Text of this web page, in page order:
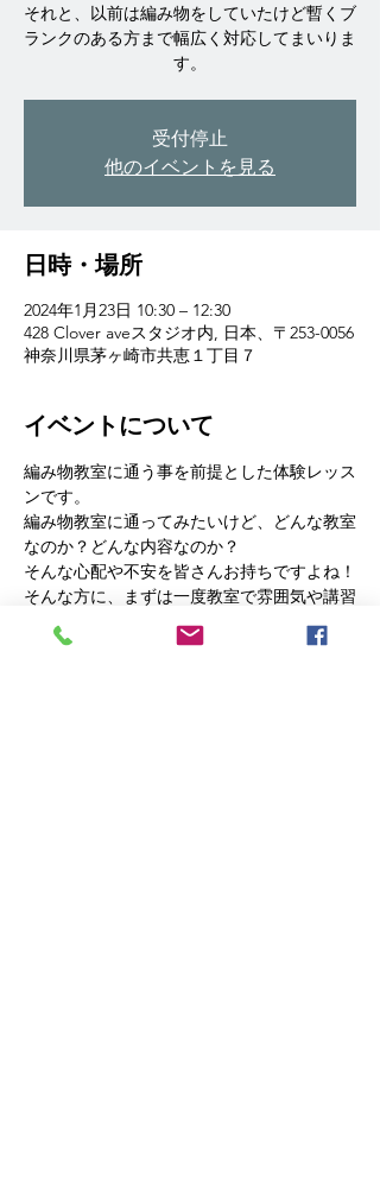
それと、以前は編み物をしていたけど暫くブ
ランクのある方まで幅広く対応してまいりま
受付停止
他のイベントを見る
日時・場所
2024年1月23日 10:30 – 12:30
428 Clover aveスタジオ内, 日本、〒253-0056
神奈川県茅ヶ崎市共恵１丁目７
イベントについて
編み物教室に通う事を前提とした体験レッス
ンです。
編み物教室に通ってみたいけど、どんな教室
なのか？どんな内容なのか？
そんな心配や不安を皆さんお持ちですよね！
そんな方に、まずは一度教室で雰囲気や講習
内容、先生の人柄などを知れる体験レッスン
を受けてみてはいかがでしょうか。